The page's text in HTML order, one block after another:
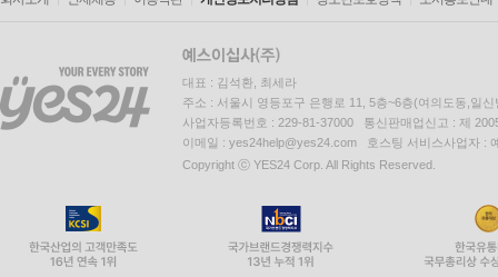
대표 : 김석환, 최세라
주소 : 서울시 영등포구 은행로 11, 5층~6층(여의도동,일신
사업자등록번호 : 229-81-37000 통신판매업신고 : 제
이메일 : yes24help@yes24.com 호스팅 서비스사업자 :
Copyright ⓒ YES24 Corp. All Rights Reserved.